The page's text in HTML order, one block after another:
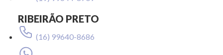
RIBEIRÃO PRETO
(16) 99640-8686